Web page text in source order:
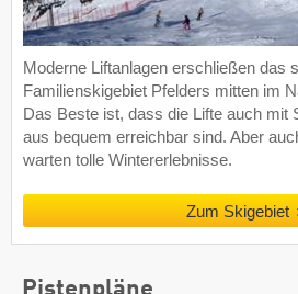
Moderne Liftanlagen erschließen das
Familienskigebiet Pfelders mitten im
Das Beste ist, dass die Lifte auch mit
aus bequem erreichbar sind. Aber
warten tolle Wintererlebnisse.
Zum Skigebiet